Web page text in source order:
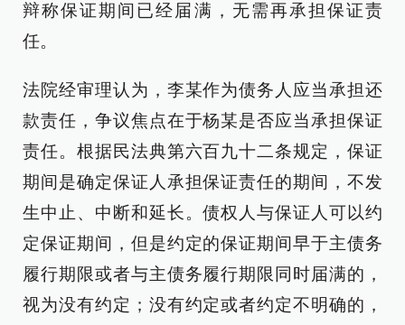
辩称保证期间已经届满，无需再承担保证责
任。
法院经审理认为，李某作为债务人应当承担还
款责任，争议焦点在于杨某是否应当承担保证
责任。根据民法典第六百九十二条规定，保证
期间是确定保证人承担保证责任的期间，不发
生中止、中断和延长。债权人与保证人可以约
定保证期间，但是约定的保证期间早于主债务
履行期限或者与主债务履行期限同时届满的，
视为没有约定；没有约定或者约定不明确的，